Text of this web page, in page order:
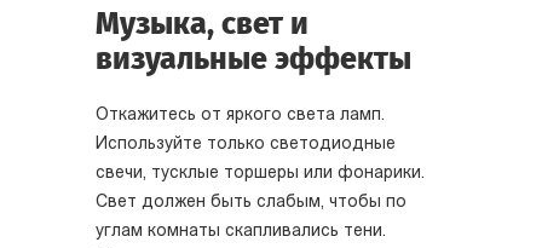
Музыка, свет и
визуальные эффекты
Откажитесь от яркого света ламп.
Используйте только светодиодные
свечи, тусклые торшеры или фонарики.
Свет должен быть слабым, чтобы по
углам комнаты скапливались тени.